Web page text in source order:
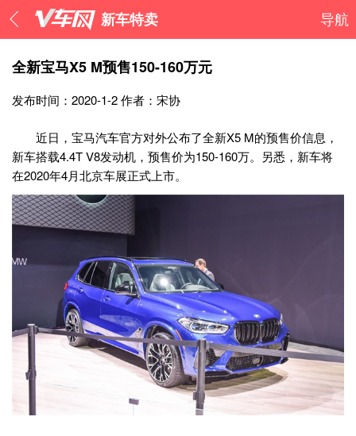
新车特卖 导航
全新宝马X5 M预售150-160万元
发布时间：2020-1-2作者：宋协
近日，宝马汽车官方对外公布了全新X5 M的预售价信息，
新车搭载4.4T V8发动机，预售价为150-160万。另悉，新车将
在2020年4月北京车展正式上市。